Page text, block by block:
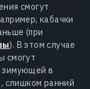
смогут
кабачки
(при
). В этом случае
смогут
зимующей в
слишком ранний